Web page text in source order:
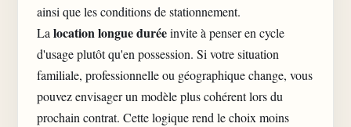
ainsi que les conditions de stationnement.
Lalocation longue duréeinvite à penser en cycle
d'usage plutôt qu'en possession. Si votre situation
familiale, professionnelle ou géographique change, vous
pouvez envisager un modèle plus cohérent lors du
prochain contrat. Cette logique rend le choix moins